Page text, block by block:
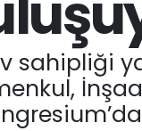
sahipliği